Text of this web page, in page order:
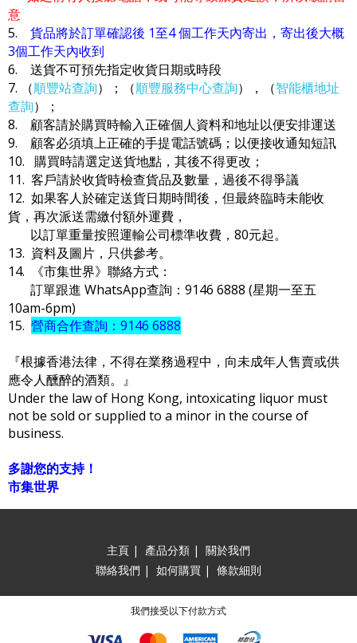
意
5. 貨品將於訂單確認後 1至4 個工作天內寄出，寄出後大概
3個工作天內收到
6. 送貨不可預先指定收貨日期或時段
7. （順豐站查詢）；（順豐服務中心查詢），（智能櫃地址
查詢）；
8. 顧客請於購買時輸入正確個人資料和地址以便安排運送
9. 顧客必須填上正確的手提電話號碼；以便接收通知短訊
10. 購買時請選定送貨地點，其後不得更改；
11. 客戶請於收貨時檢查貨品及數量，過後不得爭議
12. 如果客人於確定送貨日期時間後，但最終臨時未能收
貨，再次派送需繳付額外運費，
以訂單重量按照運輸公司標準收費，80元起。
13. 資料及圖片，只供參考。
14. 《市集世界》聯絡方式：
訂單跟進 WhatsApp查詢：9146 6888 (星期一至五
10am-6pm)
15. 營商合作查詢：9146 6888
『根據香港法律，不得在業務過程中，向未成年人售賣或供
應令人醺醉的酒類。』
Under the law of Hong Kong, intoxicating liquor must
not be sold or supplied to a minor in the course of
business.
多謝您的支持！
市集世界
主頁 | 產品分類 | 關於我們
聯絡我們 | 如何購買 | 條款細則
我們接受以下付款方式